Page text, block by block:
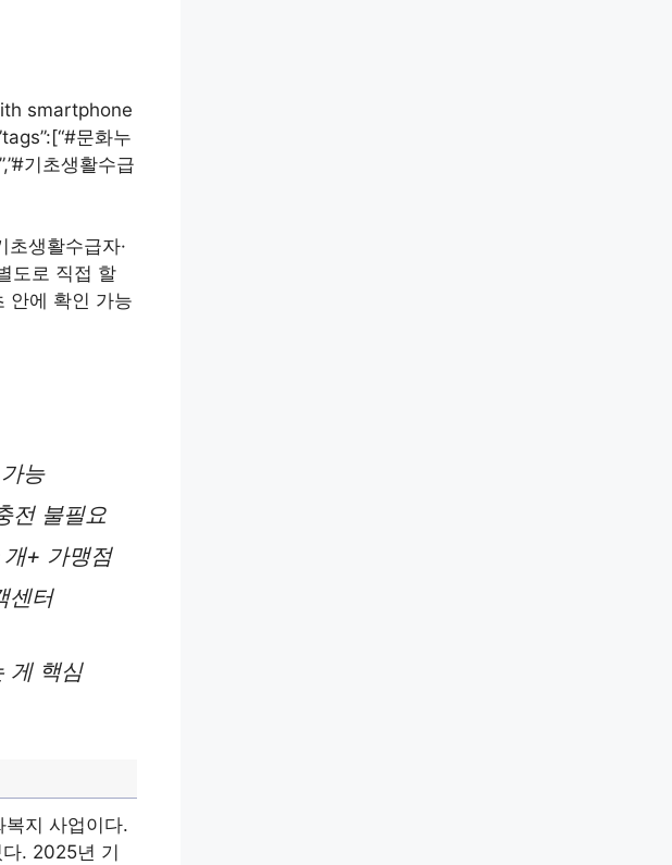
smartphone
문화누
기초생활수급
생활수급자·
도로 직접 할
안에 확인 가능
능
전 불필요
개+ 가맹점
센터
게 핵심
지 사업이다.
. 2025년 기